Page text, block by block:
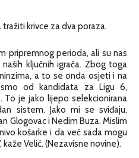
krivce za dva poraza.
pripremnog perioda, ali su nas
ključnih igrača. Zbog toga
a to se onda osjeti i na
od kandidata za Ligu 6,
je jako lijepo selekcionirana
sistem. Jako mi se sviđaju,
Glogovac i Nedim Buza. Mislim
košarke i da već sada mogu
kaže Velić. (Nezavisne novine).